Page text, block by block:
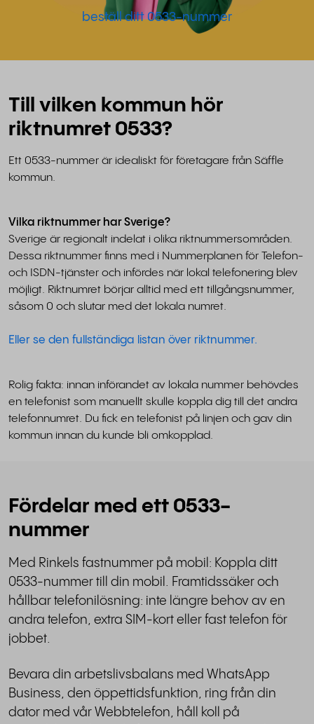
beställ ditt 0533-nummer
Till vilken kommun hör
riktnumret 0533?
Ett 0533-nummer är idealiskt för företagare från Säffle
kommun.
Vilka riktnummer har Sverige?
Sverige är regionalt indelat i olika riktnummersområden.
Dessa riktnummer finns med i Nummerplanen för Telefon-
och ISDN-tjänster och infördes när lokal telefonering blev
möjligt. Riktnumret börjar alltid med ett tillgångsnummer,
såsom 0 och slutar med det lokala numret.
Eller se den fullständiga listan över riktnummer.
Rolig fakta: innan införandet av lokala nummer behövdes
en telefonist som manuellt skulle koppla dig till det andra
telefonnumret. Du fick en telefonist på linjen och gav din
kommun innan du kunde bli omkopplad.
Fördelar med ett 0533-
nummer
Med Rinkels fastnummer på mobil: Koppla ditt
0533-nummer till din mobil. Framtidssäker och
hållbar telefonilösning: inte längre behov av en
andra telefon, extra SIM-kort eller fast telefon för
jobbet.
Bevara din arbetslivsbalans med WhatsApp
Business, den öppettidsfunktion, ring från din
dator med vår Webbtelefon, håll koll på